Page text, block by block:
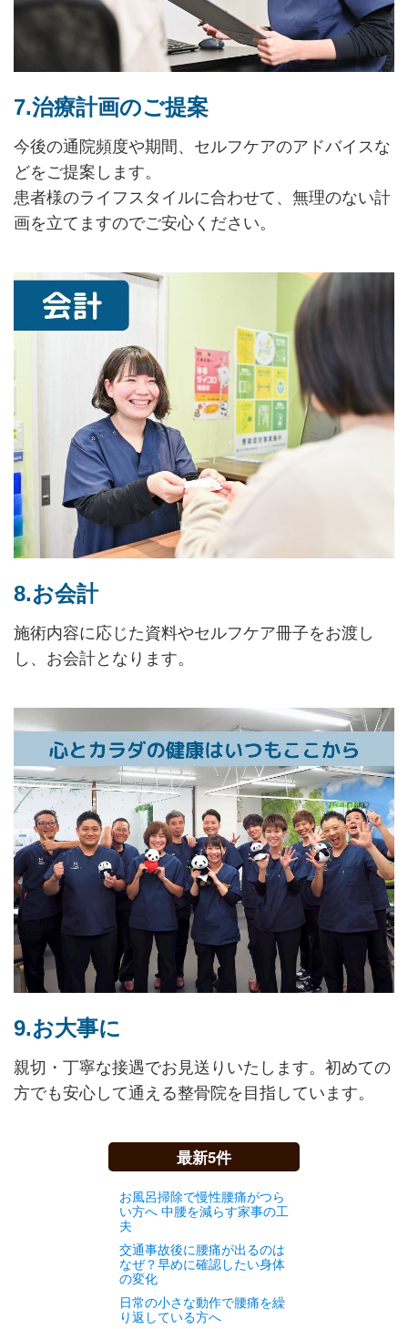
7.治療計画のご提案
今後の通院頻度や期間、セルフケアのアドバイスな
どをご提案します。
患者様のライフスタイルに合わせて、無理のない計
画を立てますのでご安心ください。
8.お会計
施術内容に応じた資料やセルフケア冊子をお渡し
し、お会計となります。
9.お大事に
親切・丁寧な接遇でお見送りいたします。初めての
方でも安心して通える整骨院を目指しています。
最新5件
お風呂掃除で慢性腰痛がつら
い方へ 中腰を減らす家事の工
夫
交通事故後に腰痛が出るのは
なぜ？早めに確認したい身体
の変化
日常の小さな動作で腰痛を繰
り返している方へ